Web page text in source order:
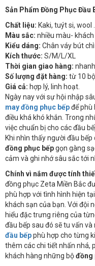
Sản Phẩm Đồng Phục Đầu
Chất liệu: Kaki, tuýt si, wool
Màu sắc: nhiều màu-
Kiểu dáng: Chân váy bút chì
Kích thước: S/M/L/XL
Thời gian giao hàng:
Số lượng đặt hàng: từ 10 bộ
Giá cả: hợp lý, linh hoạt.
Ngày nay với sự hội nhập
may đồng phục bếpđể phù
điều khá khó khắn. Trong
việc chuẩn bị cho các đầu
Khi nhìn thấy người đầu
đồng phục bếpgọn gàng
cảm và ghi nhớ sâu sắc tới
Chính vì nắm đượctính
đồng phục Zeta Miền Bắc
phù hợp với tình hình hiện
khách sạn của bạn. Với đội
hiểu đặc trưng riêng của
đầu bếp sau đó sẽ tu vấn và
đầu bếpphù hợp cho từng
thêm các chi tiết nhấn nhá,
khách hàng những bộđồng